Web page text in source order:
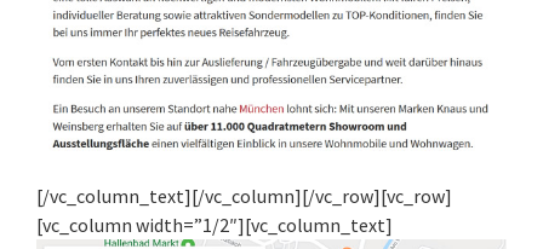
[/vc_column_text][/vc_column][/vc_row][vc_row]
[vc_column width=”1/2″][vc_column_text]